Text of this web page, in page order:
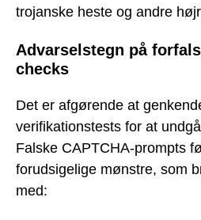
trojanske heste og andre
Advarselstegn på
checks
Det er afgørende at
verifikationstests for at
Falske CAPTCHA-prompts
forudsigelige mønstre, som
med: